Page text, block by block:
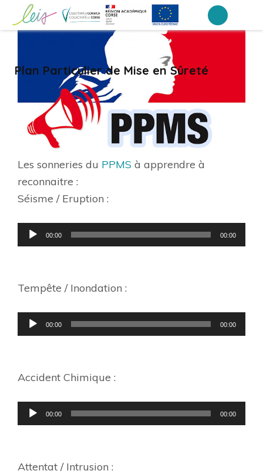
Entrée)
Lycée professionnel Finosello –
LEIA, le portail ENT NEO des établissements de Corse
Plan Particulier de Mise en Sûreté
Les sonneries du PPMS à apprendre à
reconnaitre :
Séisme / Eruption :
Lecteur
audio
00:00 00:00
Tempête / Inondation :
Lecteur
audio
00:00 00:00
Accident Chimique :
Lecteur
audio
00:00 00:00
Attentat / Intrusion :